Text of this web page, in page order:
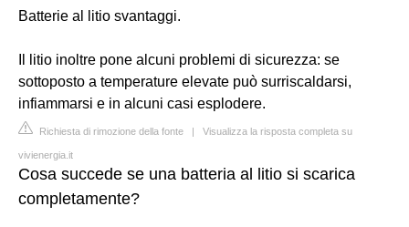
Batterie al litio svantaggi.
Il litio inoltre pone alcuni problemi di sicurezza: se
sottoposto a temperature elevate può surriscaldarsi,
infiammarsi e in alcuni casi esplodere.
Richiesta di rimozione della fonte | Visualizza la risposta completa su
vivienergia.it
Cosa succede se una batteria al litio si scarica
completamente?